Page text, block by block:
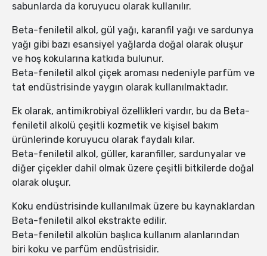
sabunlarda da koruyucu olarak kullanılır.
Beta-feniletil alkol, gül yağı, karanfil yağı ve sardunya
yağı gibi bazı esansiyel yağlarda doğal olarak oluşur
ve hoş kokularına katkıda bulunur.
Beta-feniletil alkol çiçek aroması nedeniyle parfüm ve
tat endüstrisinde yaygın olarak kullanılmaktadır.
Ek olarak, antimikrobiyal özellikleri vardır, bu da Beta-
feniletil alkolü çeşitli kozmetik ve kişisel bakım
ürünlerinde koruyucu olarak faydalı kılar.
Beta-feniletil alkol, güller, karanfiller, sardunyalar ve
diğer çiçekler dahil olmak üzere çeşitli bitkilerde doğal
olarak oluşur.
Koku endüstrisinde kullanılmak üzere bu kaynaklardan
Beta-feniletil alkol ekstrakte edilir.
Beta-feniletil alkolün başlıca kullanım alanlarından
biri koku ve parfüm endüstrisidir.